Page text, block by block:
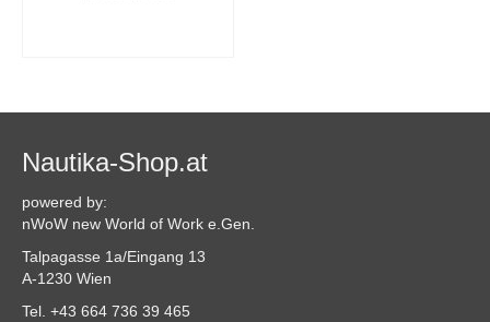
Nautika-Shop.at
powered by:
nWoW new World of Work e.Gen.
Talpagasse 1a/Eingang 13
A-1230 Wien
Tel. +43 664 736 39 465